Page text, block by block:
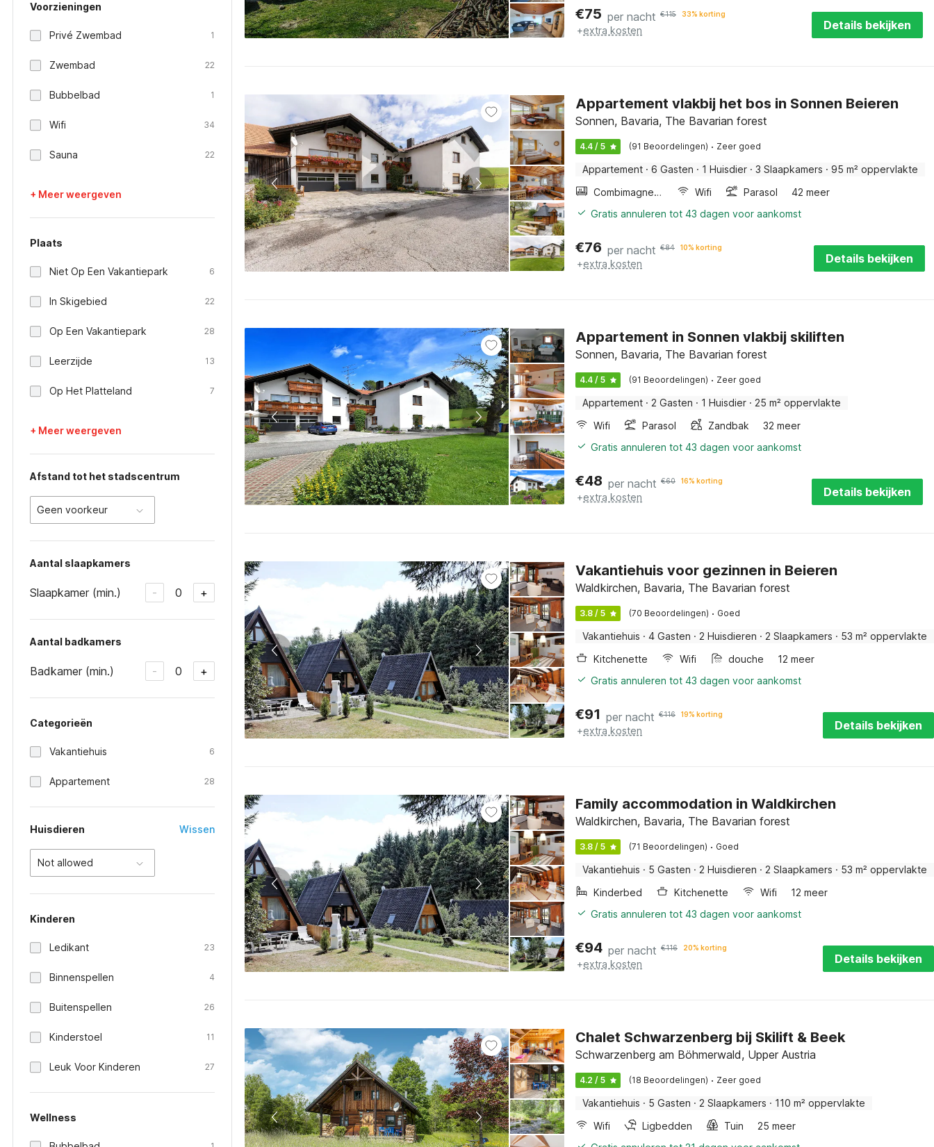
Voorzieningen
Privé Zwembad 1
Zwembad 22
Bubbelbad 1
Wifi 34
Sauna 22
+ Meer weergeven
Plaats
Niet Op Een Vakantiepark 6
In Skigebied 22
Op Een Vakantiepark 28
Leerzijde 13
Op Het Platteland 7
+ Meer weergeven
Afstand tot het stadscentrum
Geen voorkeur
Aantal slaapkamers
Slaapkamer (min.) - 0 +
Aantal badkamers
Badkamer (min.) - 0 +
Categorieën
Vakantiehuis 6
Appartement 28
Huisdieren Wissen
Not allowed
Kinderen
Ledikant 23
Binnenspellen 4
Buitenspellen 26
Kinderstoel 11
Leuk Voor Kinderen 27
Wellness
€75 per nacht €115 33% korting
+extra kosten Details bekijken
Appartement vlakbij het bos in Sonnen Beieren
Sonnen, Bavaria, The Bavarian forest
4.4 / 5 (91 Beoordelingen) · Zeer goed
Appartement · 6 Gasten · 1 Huisdier · 3 Slaapkamers · 95 m² oppervlakte
Combimagnetron
Wifi Parasol
42 meer
Gratis annuleren tot 43 dagen voor aankomst
€76 per nacht €84 10% korting
+extra kosten Details bekijken
Appartement in Sonnen vlakbij skiliften
Sonnen, Bavaria, The Bavarian forest
4.4 / 5 (91 Beoordelingen) · Zeer goed
Appartement · 2 Gasten · 1 Huisdier · 25 m² oppervlakte
Wifi
Parasol Zandbak
32 meer
Gratis annuleren tot 43 dagen voor aankomst
€48 per nacht €60 16% korting
+extra kosten Details bekijken
Vakantiehuis voor gezinnen in Beieren
Waldkirchen, Bavaria, The Bavarian forest
3.8 / 5 (70 Beoordelingen) · Goed
Vakantiehuis · 4 Gasten · 2 Huisdieren · 2 Slaapkamers · 53 m² oppervlakte
Kitchenette
Wifi douche
12 meer
Gratis annuleren tot 43 dagen voor aankomst
€91 per nacht €116 19% korting
+extra kosten Details bekijken
Family accommodation in Waldkirchen
Waldkirchen, Bavaria, The Bavarian forest
3.8 / 5 (71 Beoordelingen) · Goed
Vakantiehuis · 5 Gasten · 2 Huisdieren · 2 Slaapkamers · 53 m² oppervlakte
Kinderbed
Kitchenette Wifi
12 meer
Gratis annuleren tot 43 dagen voor aankomst
€94 per nacht €116 20% korting
+extra kosten Details bekijken
Chalet Schwarzenberg bij Skilift & Beek
Schwarzenberg am Böhmerwald, Upper Austria
4.2 / 5 (18 Beoordelingen) · Zeer goed
Vakantiehuis · 5 Gasten · 2 Slaapkamers · 110 m² oppervlakte
Wifi
Ligbedden Tuin
25 meer